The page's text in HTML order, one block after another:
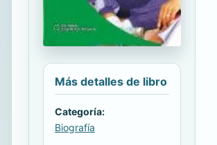
Más detalles de libro
Categoría:
Biografía